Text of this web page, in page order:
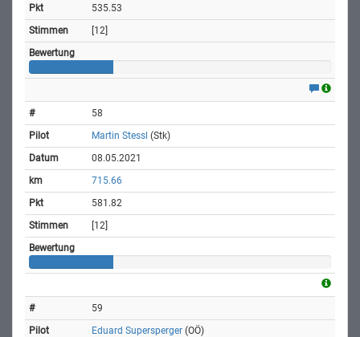
535.53
[12]
58
Martin Stessl (Stk)
08.05.2021
715.66
581.82
[12]
59
Eduard Supersperger (OÖ)